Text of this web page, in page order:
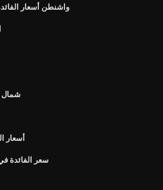
واشنطن أسعار
شمال
أسعار
سعر الفائدة